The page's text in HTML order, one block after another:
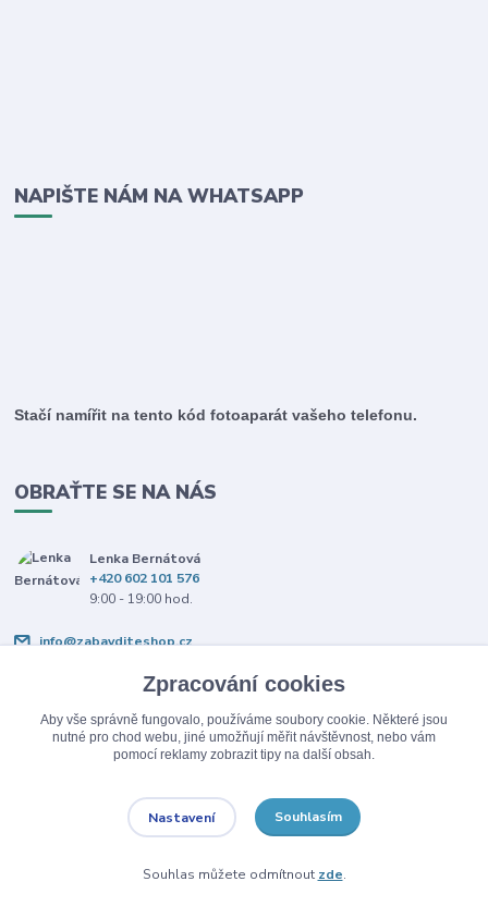
NAPIŠTE NÁM NA WHATSAPP
Stačí namířit na tento kód fotoaparát vašeho telefonu.
OBRAŤTE SE NA NÁS
Lenka Bernátová
+420 602 101 576
9:00 - 19:00 hod.
info@zabavditeshop.cz
Upravit sběr cookies.
Vytvořeno na
Eshop-rychle.cz
Zpracování cookies
Aby vše správně fungovalo, používáme soubory cookie. Některé jsou
nutné pro chod webu, jiné umožňují měřit návštěvnost, nebo vám
pomocí reklamy zobrazit tipy na další obsah.
Nastavení Souhlasím
Souhlas můžete odmítnout zde.